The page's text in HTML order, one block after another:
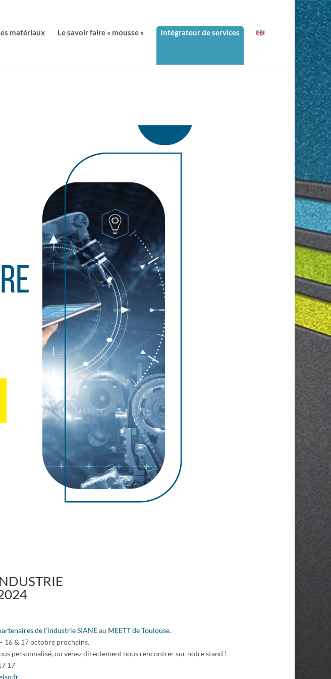
matériaux Le savoir faire « mousse » Intégrateur de services
de l’industrie SIANEau MEETT de Toulouse.
16 & 17 octobre prochains.
personnalisé, ou venez directement nous rencontrer sur notre stand !
17